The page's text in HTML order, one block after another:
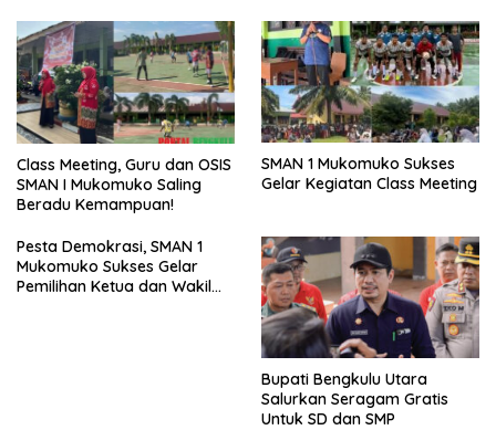
Class Meeting, Guru dan OSIS
SMAN I Mukomuko Saling
Beradu Kemampuan!
SMAN 1 Mukomuko Sukses
Gelar Kegiatan Class Meeting
Pesta Demokrasi, SMAN 1
Mukomuko Sukses Gelar
Pemilihan Ketua dan Wakil
Bupati Bengkulu Utara
Salurkan Seragam Gratis
Untuk SD dan SMP